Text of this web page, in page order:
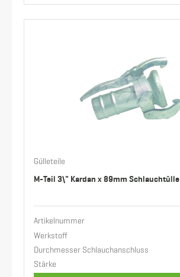
Gülleteile
M-Teil 3\" Kardan x 89mm Schlauchtülle
Artikelnummer
Werkstoff
Durchmesser Schlauchanschluss
Stärke